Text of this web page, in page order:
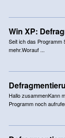
Win XP:
Seit ich das Programm
mehr.Worauf ...
Hallo zusammenKann
Programm noch